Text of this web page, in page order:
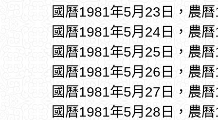
國曆1981年5月23日，農
國曆1981年5月24日，農
國曆1981年5月25日，農
國曆1981年5月26日，農
國曆1981年5月27日，農
國曆1981年5月28日，農